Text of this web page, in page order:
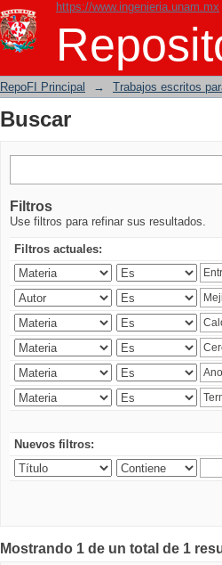
https://www.ingenieria.unam.mx
Buscar
RepoFI Principal → Trabajos escritos
Buscar
Filtros
Use filtros para refinar sus resultados.
Filtros actuales:
Nuevos filtros:
Mostrando 1 de un total de 1